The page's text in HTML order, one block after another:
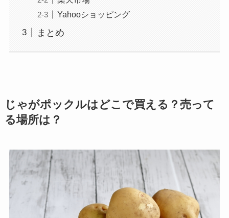
Yahooショッピング
まとめ
じゃがポックルはどこで買える？売って
る場所は？